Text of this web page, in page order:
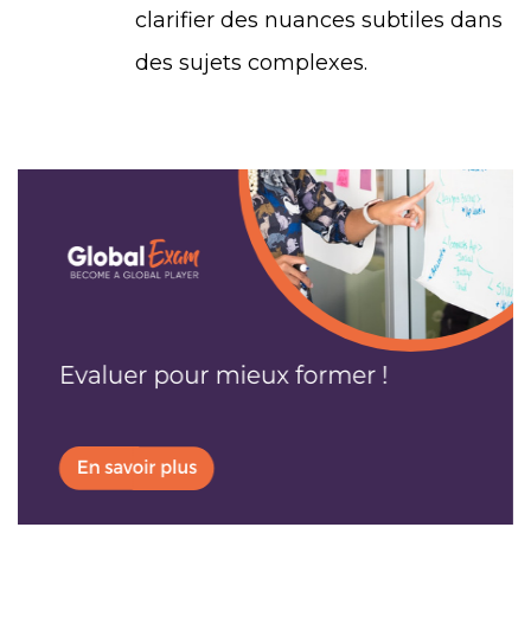
clarifier des nuances subtiles dans
des sujets complexes.